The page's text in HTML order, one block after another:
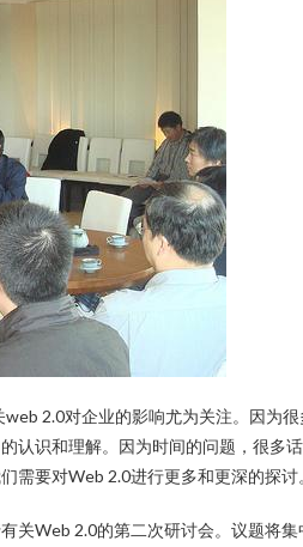
2.0对企业的影响尤为关注。因为
认识和理解。因为时间的问题，很多
需要对Web 2.0进行更多和更深的探讨
关Web 2.0的第二次研讨会。议题将